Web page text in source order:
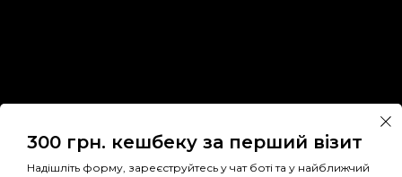
300 грн. кешбеку за перший візит
Надішліть форму, зареєструйтесь у чат боті та у найближчий